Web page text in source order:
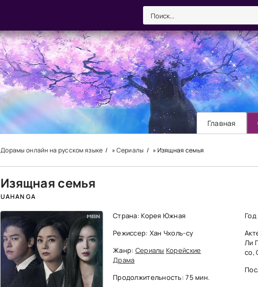
Главная
Дорамы онлайн на русском языке »Сериалы » Изящная семья
Изящная семья
UAHAN GA
Страна: Корея Южная
Режиссер: Хан Чхоль-су
Жанр: Сериалы Корейские
Драма
Продолжительность: 75 мин.
Ли
со,